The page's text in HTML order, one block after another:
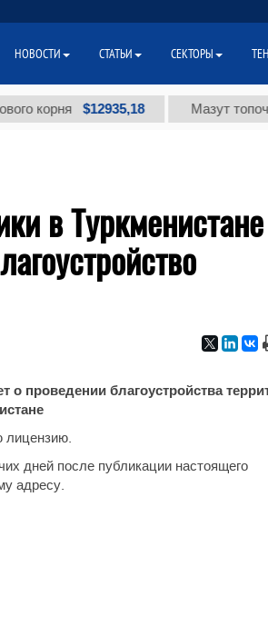
корня $12935,18 Мазут
в Туркменистане
проведении благоустройства
лицензию.
дней после публикации настоящего
адресу.
НОВОСТИ СТАТЬИ СЕКТОРЫ